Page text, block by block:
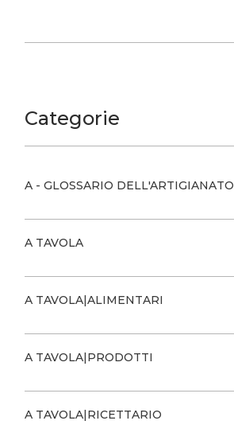
Categorie
A - GLOSSARIO DELL'ARTIGIANATO
A TAVOLA
A TAVOLA|ALIMENTARI
A TAVOLA|PRODOTTI
A TAVOLA|RICETTARIO